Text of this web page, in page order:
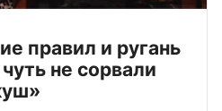
правил и ругань
не сорвали